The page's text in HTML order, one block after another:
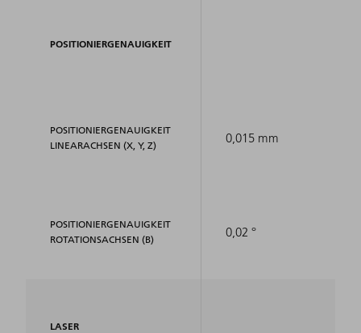
POSITIONIERGENAUIGKEIT
POSITIONIERGENAUIGKEIT
LINEARACHSEN (X, Y, Z)
POSITIONIERGENAUIGKEIT
ROTATIONSACHSEN (B)
LASER
0,015 mm
0,02 °